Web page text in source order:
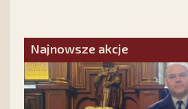
Prosty PLUS" z udziałem
politycznego podsumowania
miesięcy 2026 roku.
Najnowsze akcje